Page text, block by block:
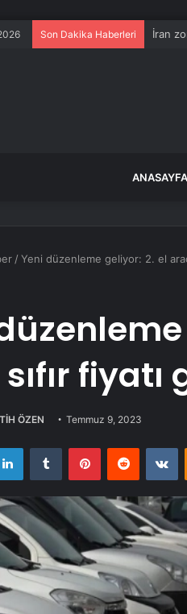
Son Dakika Haberleri Doruk
ANASAYFA
/Yeni düzenleme geliyor: 2. el
ÖZEN Temmuz 9, 2023
LinkedInTumblr PinterestReddit